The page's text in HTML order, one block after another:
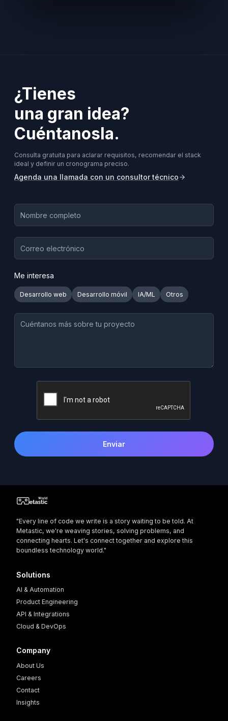
¿Tienes
una gran idea?
Cuéntanosla.
Consulta gratuita para aclarar requisitos, recomendar el stack
ideal y definir un cronograma preciso.
Agenda una llamada con un consultor técnico
Me interesa
Desarrollo web Desarrollo móvil IA/ML Otros
Enviar
"Every line of code we write is a story waiting to be told. At
Metastic, we're weaving stories, solving problems, and
connecting hearts. Let's connect together and explore this
boundless technology world."
Solutions
AI & Automation
Product Engineering
API & Integrations
Cloud & DevOps
Company
About Us
Careers
Contact
Insights